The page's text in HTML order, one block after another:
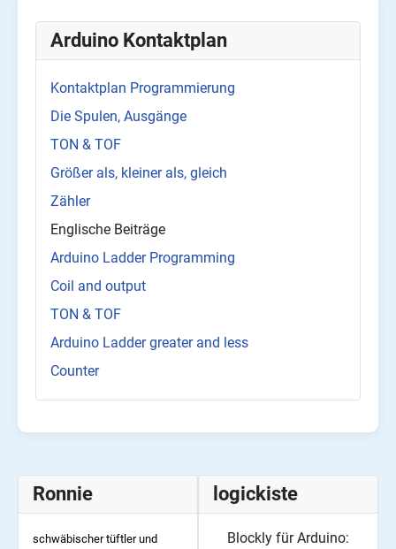
Arduino Kontaktplan
Kontaktplan Programmierung
Die Spulen, Ausgänge
TON & TOF
Größer als, kleiner als, gleich
Zähler
Englische Beiträge
Arduino Ladder Programming
Coil and output
TON & TOF
Arduino Ladder greater and less
Counter
Ronnie
schwäbischer tüftler und
logickiste
Blockly für Arduino: